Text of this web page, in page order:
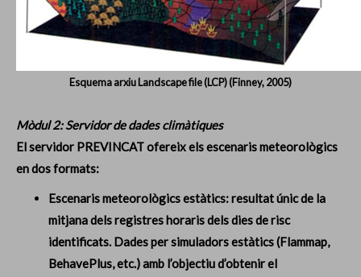
Esquema arxiu Landscape file (LCP) (Finney, 2005)
Mòdul 2: Servidor de dades climàtiques
El servidor PREVINCAT ofereix els escenaris meteorològics
en dos formats:
Escenaris meteorològics estàtics: resultat únic de la
mitjana dels registres horaris dels dies de risc
identificats. Dades per simuladors estàtics (Flammap,
BehavePlus, etc.) amb l’objectiu d’obtenir el